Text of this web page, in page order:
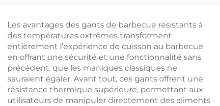
barbecue au charbon
de bois, ustensile de
cuisine pour
badigeonner les
aliments avec des
sauces
Les avantages des gants de barbecue résistants à
des températures extrêmes transforment
entièrement l’expérience de cuisson au barbecue
en offrant une sécurité et une fonctionnalité sans
précédent, que les maniques classiques ne
sauraient égaler. Avant tout, ces gants offrent une
résistance thermique supérieure, permettant aux
utilisateurs de manipuler directement des aliments